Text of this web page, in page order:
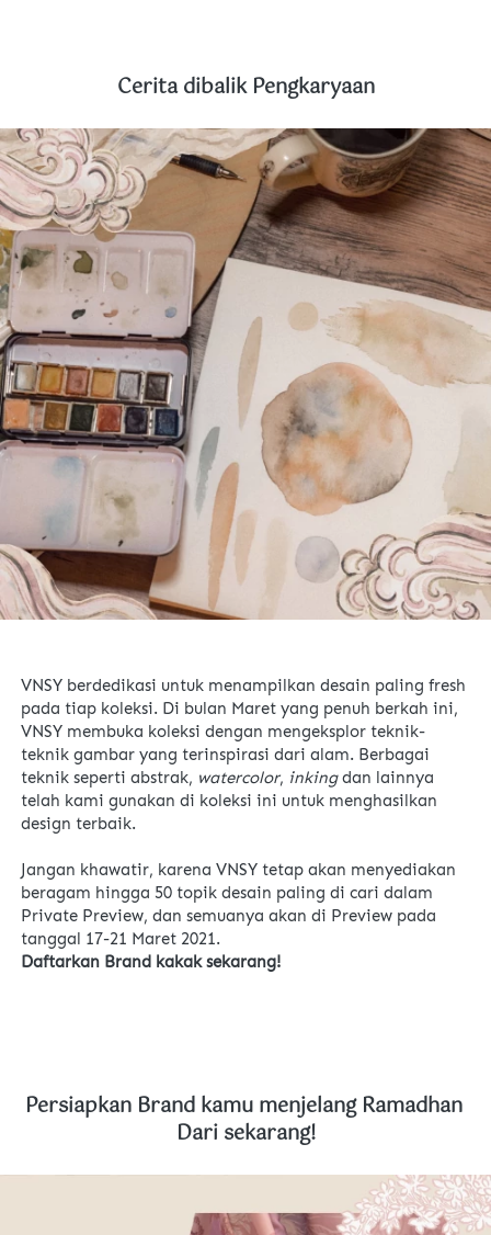
Cerita dibalik Pengkaryaan
VNSY berdedikasi untuk menampilkan desain paling fresh
pada tiap koleksi. Di bulan Maret yang penuh berkah ini,
VNSY membuka koleksi dengan mengeksplor teknik-
teknik gambar yang terinspirasi dari alam. Berbagai
teknik seperti abstrak, watercolor, inking dan lainnya
telah kami gunakan di koleksi ini untuk menghasilkan
design terbaik.
Jangan khawatir, karena VNSY tetap akan menyediakan
beragam hingga 50 topik desain paling di cari dalam
Private Preview, dan semuanya akan di Preview pada
tanggal 17-21 Maret 2021.
Daftarkan Brand kakak sekarang!
Persiapkan Brand kamu menjelang Ramadhan
Dari sekarang!